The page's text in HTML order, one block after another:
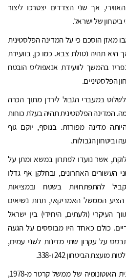
אך שני הצדדים יצטרכו ליצור
של ישראל.
מאזן הוסכם כי על המדינה הפלסטינית
תהיה נטולת צבא. כמו כן, בוועידת
בהמשך לוועידת אנאפוליס הובטח
הפלסטיניים.
במעברי הגבול לירדן מתוך הכרה
המדינה הפלסטינית תהיה בעלת כוחות
מדינה מפורזת. בנוסף, יוקם גוף
וביטחון הגבולות.
אשר נועדו לפתרון במשא ומתן על
העשורים האחרונים, ובחלקן אף גדלו
להתפתחויות בשטח ובמציאות
הציע הממשל האמריקאי, תחת נשיאים
העיקרי (ולעתים, היחידי) בין ישראל
כולם כאחד היו מבוססים על הגעה
על עקרון שתי מדינות לשני עמים,
הביטחון 242 ו-338.
קו ישיר ורציף מחבר את תוכנית האוטונומיה של ממשל קרטר מ-1978,